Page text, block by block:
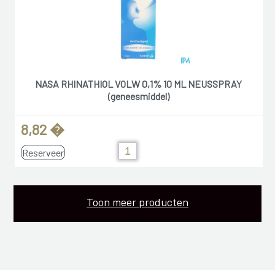
NASA RHINATHIOL VOLW 0,1% 10 ML NEUSSPRAY
(geneesmiddel)
8,82 �
Reserveer
Toon meer producten